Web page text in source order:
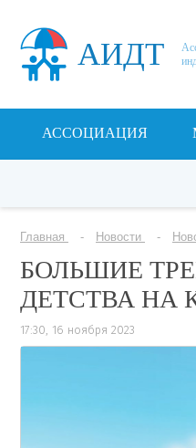
АИДТ
АССОЦИАЦИЯ
Главная Новости
БОЛЬШИЕ
ДЕТСТВА НА
17:30, 16 ноября 2023